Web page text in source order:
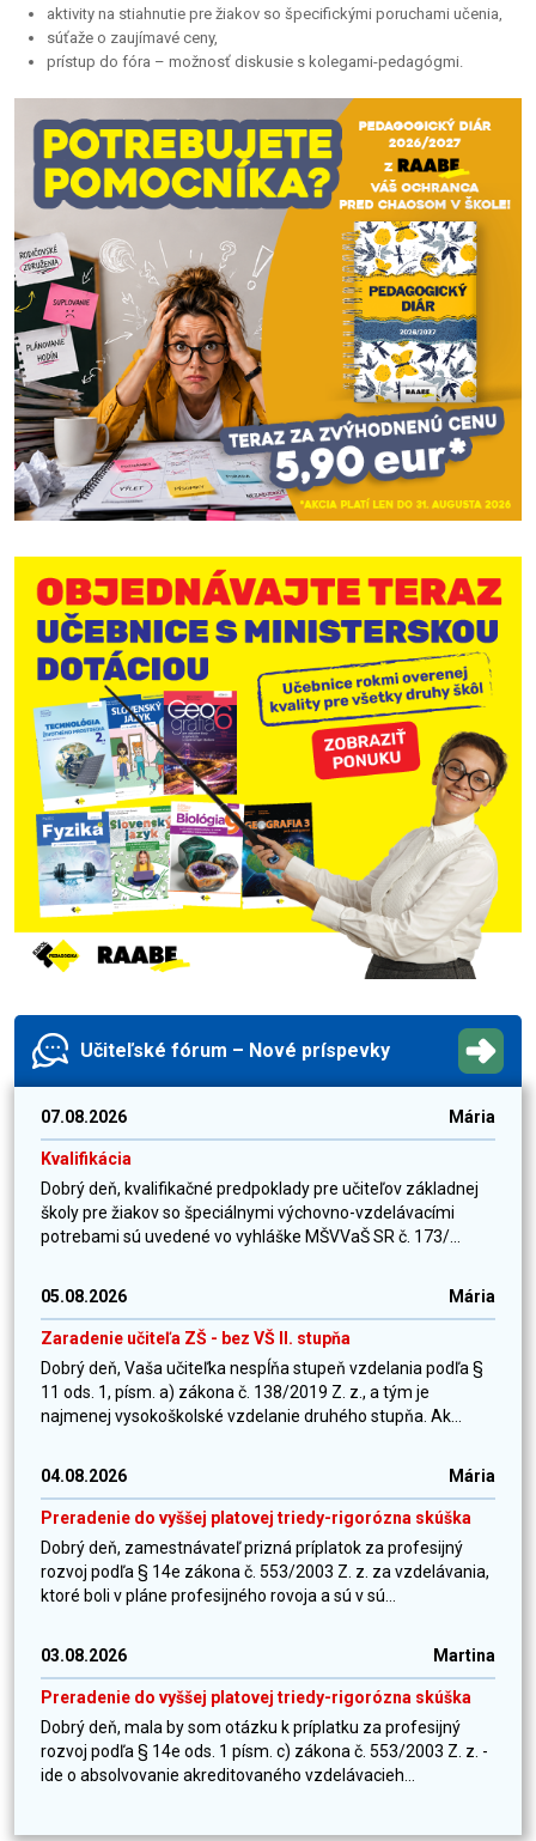
aktivity na stiahnutie pre žiakov so špecifickými poruchami učenia,
súťaže o zaujímavé ceny,
prístup do fóra – možnosť diskusie s kolegami-pedagógmi.
Učiteľské fórum – Nové príspevky
07.08.2026 Mária
Kvalifikácia
Dobrý deň, kvalifikačné predpoklady pre učiteľov základnej
školy pre žiakov so špeciálnymi výchovno-vzdelávacími
potrebami sú uvedené vo vyhláške MŠVVaŠ SR č. 173/...
05.08.2026 Mária
Zaradenie učiteľa ZŠ - bez VŠ II. stupňa
Dobrý deň, Vaša učiteľka nespĺňa stupeň vzdelania podľa §
11 ods. 1, písm. a) zákona č. 138/2019 Z. z., a tým je
najmenej vysokoškolské vzdelanie druhého stupňa. Ak...
04.08.2026 Mária
Preradenie do vyššej platovej triedy-rigorózna skúška
Dobrý deň, zamestnávateľ prizná príplatok za profesijný
rozvoj podľa § 14e zákona č. 553/2003 Z. z. za vzdelávania,
ktoré boli v pláne profesijného rovoja a sú v sú...
03.08.2026 Martina
Preradenie do vyššej platovej triedy-rigorózna skúška
Dobrý deň, mala by som otázku k príplatku za profesijný
rozvoj podľa § 14e ods. 1 písm. c) zákona č. 553/2003 Z. z. -
ide o absolvovanie akreditovaného vzdelávacieh...